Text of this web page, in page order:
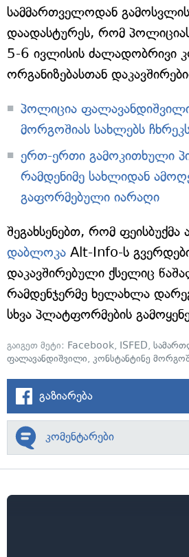
სამმართველოდან
დაადასტურეს, რომ
5-6 ივლისის ძალადობრივი
ორგანიზებასთან
პოლიცია
მორგოშიას სახლებს
ერთ-ერთი გამოკითხული
რამდენიმე სახლიდან
გაფორმებული იარაღი
შეგახსენებთ, რომ
დაბლოკა Alt-Info-ს
დაკავშირებული ქსელიც
რამდენჯერმე ხელახლა
სხვა პლატფორმების
გაიგეთ მეტი: Facebook, ISFED,
ფალავანდიშვილი, კონსტანტინე
გაზიარება
კომენტარები